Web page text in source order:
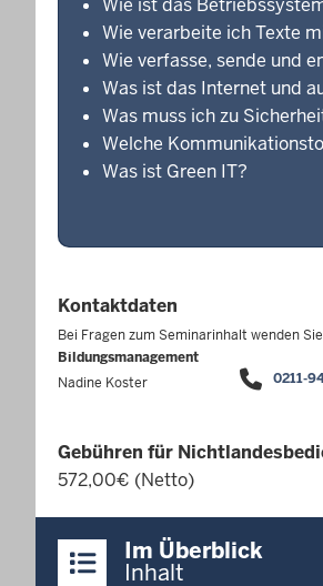
Wie ist das
Wie verarbeite ich Texte
Wie verfasse, sende und
Was ist das Internet und
Was muss ich zu
Welche
Was ist Green IT?
Kontaktdaten
Bei Fragen zum Seminarinhalt wenden
Bildungsmanagement
Nadine Koster
0211-
Gebühren für
572,00€ (Netto)
Inhalte
Im Überblick
Inhalt